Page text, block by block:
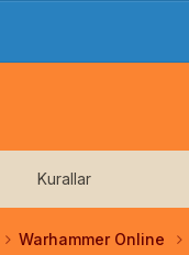
Kurallar
Warhammer Online